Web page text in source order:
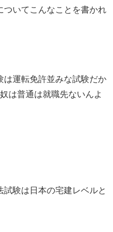
ついてこんなことを書かれ
は運転免許並みな試験だか
は普通は就職先ないんよ
験は日本の宅建レベルと